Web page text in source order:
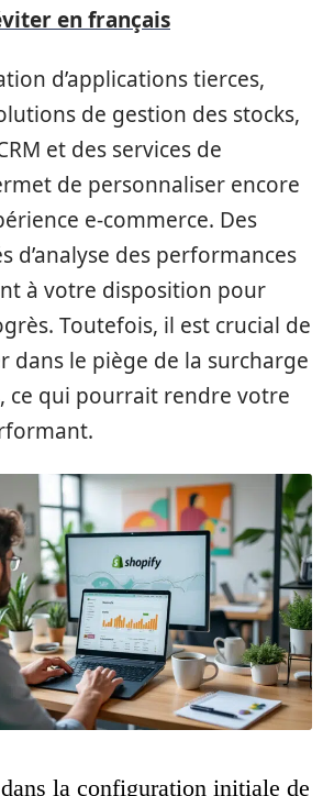
en français
d’applications tierces,
de gestion des stocks,
et des services de
de personnaliser encore
e-commerce. Des
d’analyse des performances
à votre disposition pour
Toutefois, il est crucial de
dans le piège de la surcharge
ce qui pourrait rendre votre
la configuration initiale de